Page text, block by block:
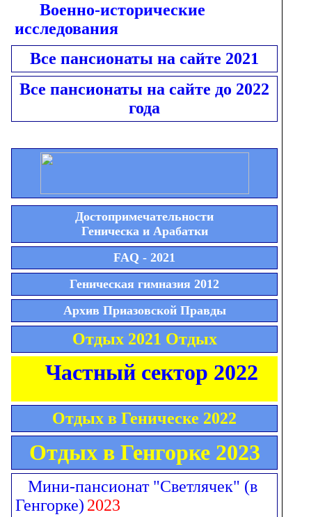
Военно-исторические
исследования
Все пансионаты на сайте 2021
Все пансионаты на сайте до 2022
года
Достопримечательности
Геническа и Арабатки
FAQ - 2021
Геническая гимназия 2012
Архив Приазовской Правды
Отдых 2021 Отдых
Частный сектор 2022
Отдых в Геническе 2022
Отдых в Генгорке 2023
Мини-пансионат "Светлячек" (в
Генгорке) 2023